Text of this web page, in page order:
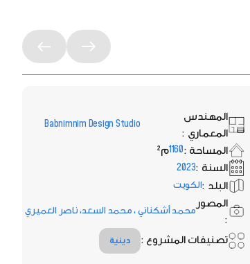
المهندس
المعماري :
Babnimnim Design Studio
المساحة :1160م²
السنة :2023
البلد :الكويت
المصور
:
محمد أشكناني ، محمد السعد، ناصر العميري
تصنيفات المشروع : دينية